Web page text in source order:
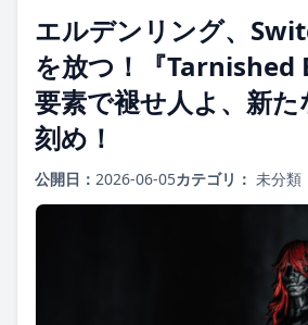
エルデンリング、
を放つ！『Tarnished
要素で褪せ人よ、新た
刻め！
公開日： 2026-06-05カテゴリ： 未分類